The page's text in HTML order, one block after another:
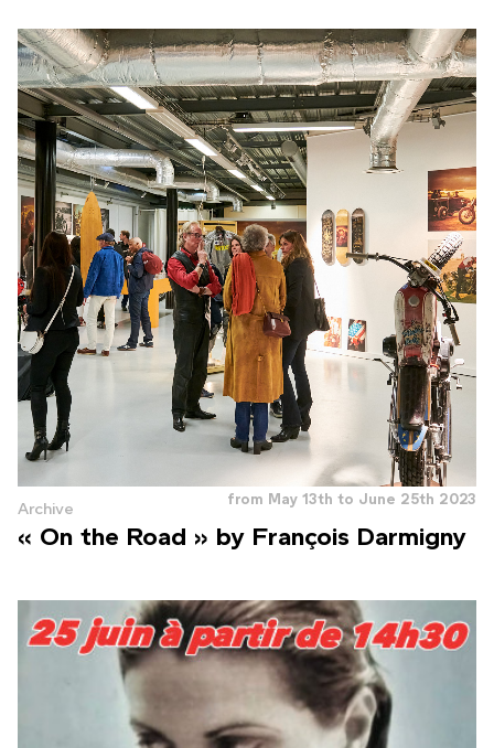
from May 13th to June 25th 2023
Archive
« On the Road » by François Darmigny